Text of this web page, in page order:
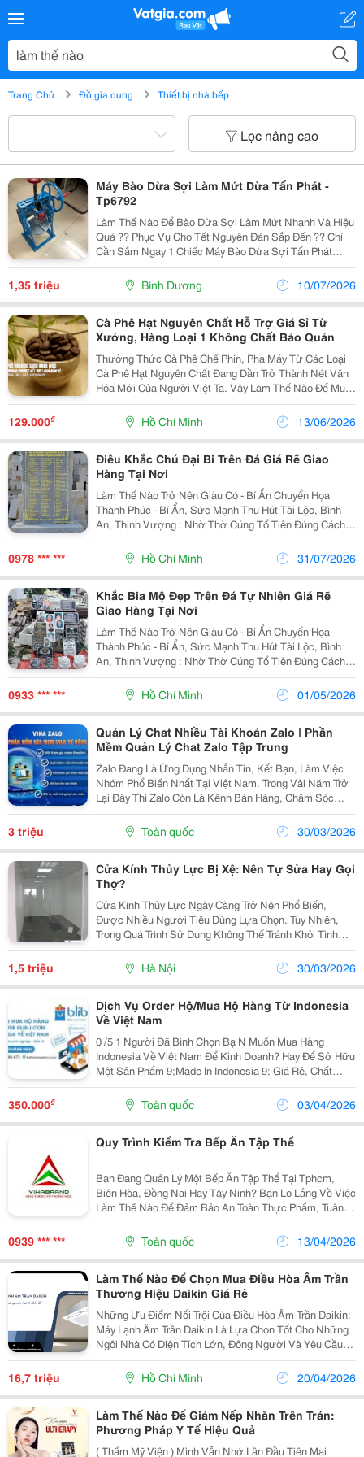
Trang Chủ Đồ gia dụng Thiết bị nhà bếp
Lọc nâng cao
Máy Bào Dừa Sợi Làm Mứt Dừa Tấn Phát -
Tp6792
Làm Thế Nào Để Bào Dừa Sợi Làm Mứt Nhanh Và Hiệu
Quả ?? Phục Vụ Cho Tết Nguyên Đán Sắp Đến ?? Chỉ
Cần Sắm Ngay 1 Chiếc Máy Bào Dừa Sợi Tấn Phát
+Năng Suất: 60-80 Trái/1 Giờ +Với Công Suất Làm Việc
Hiệu Quả ​ +Bạn Chỉ Cần Đặt Cố Định Nửa Quả Dừa...
1,35 triệu Bình Dương 10/07/2026
Cà Phê Hạt Nguyên Chất Hỗ Trợ Giá Sỉ Từ
Xưởng, Hàng Loại 1 Không Chất Bảo Quản
Thưởng Thức Cà Phê Chế Phin, Pha Máy Từ Các Loại
Cà Phê Hạt Nguyên Chất Đang Dần Trở Thành Nét Văn
Hóa Mới Của Người Việt Ta. Vậy Làm Thế Nào Để Mua
Được Cà Phê Rang Xay Ngon? Hiểu Được Điều Đó,
Chúng Tôi Đã Cố Gắng Cải Thiện Công Nghệ Rang Xay,
129.000₫ Hồ Chí Minh 13/06/2026
Điêu Khắc Chú Đại Bi Trên Đá Giá Rẽ Giao
Hàng Tại Nơi
Làm Thế Nào Trở Nên Giàu Có - Bí Ẩn Chuyển Họa
Thành Phúc - Bí Ẩn, Sức Mạnh Thu Hút Tài Lộc, Bình
An, Thịnh Vượng : Nhờ Thờ Cúng Tổ Tiên Đúng Cách,
Bình An, Tài Lộc, Và May Mắn Về Gia Đình, Điêu Khắc
Đá Tâm Linh Theo Yêu Cầu Thiên Long Thọ Là Đơn Vị...
0978 *** *** Hồ Chí Minh 31/07/2026
Khắc Bia Mộ Đẹp Trên Đá Tự Nhiên Giá Rẽ
Giao Hàng Tại Nơi
Làm Thế Nào Trở Nên Giàu Có - Bí Ẩn Chuyển Họa
Thành Phúc - Bí Ẩn, Sức Mạnh Thu Hút Tài Lộc, Bình
An, Thịnh Vượng : Nhờ Thờ Cúng Tổ Tiên Đúng Cách,
Bình An, Tài Lộc, Và May Mắn Về Gia Đình, Điêu Khắc
Đá Tâm Linh Theo Yêu Cầu Thiên Long Thọ Là Đơn Vị...
0933 *** *** Hồ Chí Minh 01/05/2026
Quản Lý Chat Nhiều Tài Khoản Zalo | Phần
Mềm Quản Lý Chat Zalo Tập Trung
Zalo Đang Là Ứng Dụng Nhắn Tin, Kết Bạn, Làm Việc
Nhóm Phổ Biến Nhất Tại Việt Nam. Trong Vài Năm Trở
Lại Đây Thì Zalo Còn Là Kênh Bán Hàng, Chăm Sóc
Khách Hàng Hiệu Quả. Tuy Nhiên Người Bán Hàng Trên
Zalo Đang Không Biết Làm Thế Nào Để Quản Lý Chat...
3 triệu Toàn quốc 30/03/2026
Cửa Kính Thủy Lực Bị Xệ: Nên Tự Sửa Hay Gọi
Thợ?
Cửa Kính Thủy Lực Ngày Càng Trở Nên Phổ Biến,
Được Nhiều Người Tiêu Dùng Lựa Chọn. Tuy Nhiên,
Trong Quá Trình Sử Dụng Không Thể Tránh Khỏi Tình
Trạng Cửa Thủy Lực Bị Xệ . Làm Thế Nào Để Chỉnh Cho
Cửa Kính Thủy Lực Hết Xệ Luôn Là Vấn Đề Được Rất
Nhiều...
1,5 triệu Hà Nội 30/03/2026
Dịch Vụ Order Hộ/Mua Hộ Hàng Từ Indonesia
Về Việt Nam
0 /5 1 Người Đã Bình Chọn Bạ N Muốn Mua Hàng
Indonesia Về Việt Nam Để Kinh Doanh? Hay Để Sở Hữu
Một Sản Phẩm 9;Made In Indonesia 9; Giá Rẻ, Chất
Lượng? Làm Thế Nào Để Tự Order Hàng Indonesia Và
Ship Về Việt Nam ? Thời Gian Mua Hàng...
350.000₫ Toàn quốc 03/04/2026
Quy Trình Kiểm Tra Bếp Ăn Tập Thể
Bạn Đang Quản Lý Một Bếp Ăn Tập Thể Tại Tphcm,
Biên Hòa, Đồng Nai Hay Tây Ninh? Bạn Lo Lắng Về Việc
Làm Thế Nào Để Đảm Bảo An Toàn Thực Phẩm, Tuân
Thủ Đúng Quy Trình Kiểm Tra Và Tránh Các Rủi Ro Pháp
Lý? Đừng Lo, Vihabrand Sẽ Giúp Bạn Giải Đáp Tất Cả...
0939 *** *** Toàn quốc 13/04/2026
Làm Thế Nào Để Chọn Mua Điều Hòa Âm Trần
Thương Hiệu Daikin Giá Rẻ
Những Ưu Điểm Nổi Trội Của Điều Hòa Âm Trần Daikin:
Máy Lạnh Âm Trần Daikin Là Lựa Chọn Tốt Cho Những
Ngôi Nhà Có Diện Tích Lớn, Đông Người Và Yêu Cầu
Độ Thẩm Mỹ Cao. Dưới Đây Là Những Ưu Điểm Của
Dòng Điều Hòa Âm Trần Của Thương Hiệu Này. ...
16,7 triệu Hồ Chí Minh 20/04/2026
Làm Thế Nào Để Giảm Nếp Nhăn Trên Trán:
Phương Pháp Y Tế Hiệu Quả
( Thẩm Mỹ Viện ) Mình Vẫn Nhớ Lần Đầu Tiên Mai